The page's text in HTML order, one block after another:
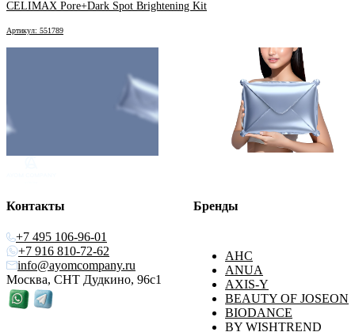
CELIMAX Pore+Dark Spot Brightening Kit
Артикул: 551789
Контакты
+7 495 106-96-01
+7 916 810-72-62
info@ayomcompany.ru
Москва, СНТ Дудкино, 96с1
Бренды
AHC
ANUA
AXIS-Y
BEAUTY OF JOSEON
BIODANCE
BY WISHTREND